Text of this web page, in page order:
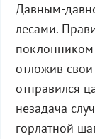
Давным-
лесами.
поклонником
отложив
отправился
незадача
горлатной